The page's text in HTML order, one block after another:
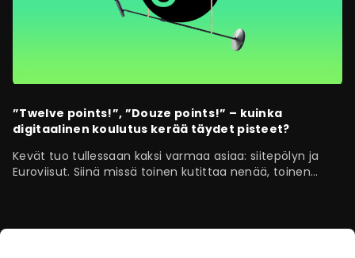
”Twelve points!”, ”Douze points!” – kuinka
digitaalinen koulutus kerää täydet pisteet?
Kevät tuo tullessaan kaksi varmaa asiaa: siitepölyn ja
Euroviisut. Siinä missä toinen kutittaa nenää, toinen…